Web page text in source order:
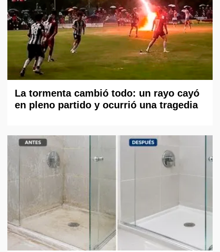
La tormenta cambió todo: un rayo cayó
en pleno partido y ocurrió una tragedia